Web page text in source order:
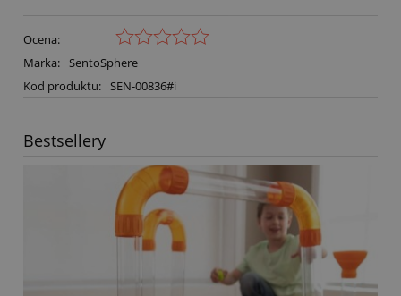
Ocena:
Marka: SentoSphere
Kod produktu: SEN-00836#i
Bestsellery